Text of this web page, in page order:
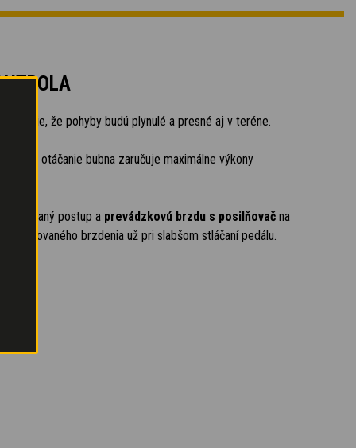
že pohyby budú plynulé a presné aj v teréne.
na otáčanie bubna zaručuje maximálne výkony
postup a prevádzkovú brzdu s posilňovačna
brzdenia už pri slabšom stláčaní pedálu.